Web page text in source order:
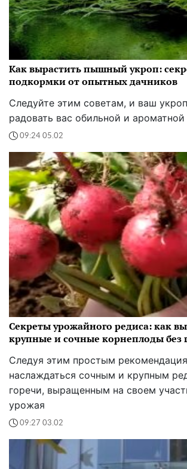
Как вырастить пышный укроп:
подкормки от опытных дачников
Следуйте этим советам, и ваш
радовать вас обильной и
09:24 05.02
Секреты урожайного редиса: как
крупные и сочные корнеплоды без
Следуя этим простым
наслаждаться сочным и крупным
горечи, выращенным на своем
урожая
09:27 03.02